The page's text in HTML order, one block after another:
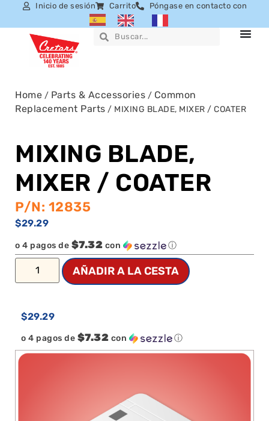
Inicio de sesión Carrito Póngase en contacto con
Home / Parts & Accessories / Common
Replacement Parts / MIXING BLADE, MIXER / COATER
MIXING BLADE,
MIXER / COATER
P/N: 12835
$29.29
o 4 pagos de $7.32 con ⓘ
AÑADIR A LA CESTA
$29.29
o 4 pagos de $7.32 con ⓘ